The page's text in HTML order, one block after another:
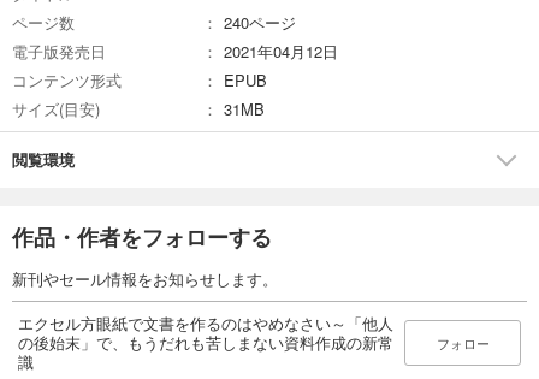
ページ数
240ページ
電子版発売日
2021年04月12日
コンテンツ形式
EPUB
サイズ(目安)
31MB
閲覧環境
作品・作者をフォローする
新刊やセール情報をお知らせします。
エクセル方眼紙で文書を作るのはやめなさい～「他人
の後始末」で、もうだれも苦しまない資料作成の新常
識
フォロー